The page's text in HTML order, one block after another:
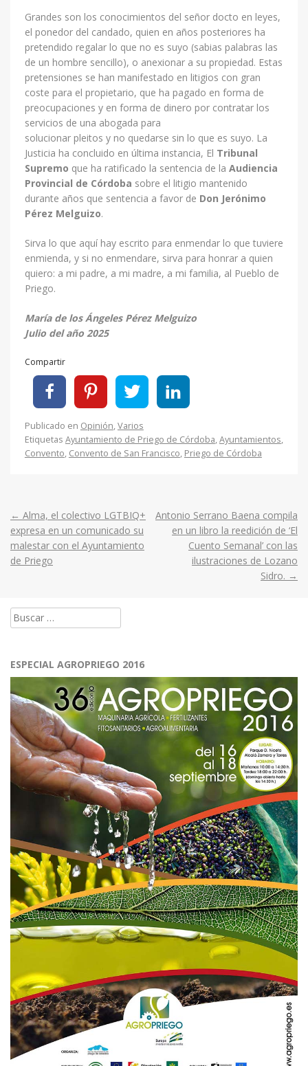
Grandes son los conocimientos del señor docto en leyes,
el ponedor del candado, quien en años posteriores ha
pretendido regalar lo que no es suyo (sabias palabras las
de un hombre sencillo), o anexionar a su propiedad. Estas
pretensiones se han manifestado en litigios con gran
coste para el propietario, que ha pagado en forma de
preocupaciones y en forma de dinero por contratar los
servicios de una abogada para
solucionar pleitos y no quedarse sin lo que es suyo. La
Justicia ha concluido en última instancia, El Tribunal
Supremo que ha ratificado la sentencia de la Audiencia
Provincial de Córdoba sobre el litigio mantenido
durante años que sentencia a favor de Don Jerónimo
Pérez Melguizo.
Sirva lo que aquí hay escrito para enmendar lo que tuviere
enmienda, y si no enmendare, sirva para honrar a quien
quiero: a mi padre, a mi madre, a mi familia, al Pueblo de
Priego.
María de los Ángeles Pérez Melguizo
Julio del año 2025
Compartir
Publicado en Opinión,Varios
Etiquetas Ayuntamiento de Priego de Córdoba,Ayuntamientos,
Convento, Convento de San Francisco, Priego de Córdoba
Post
navigation
← Alma, el colectivo LGTBIQ+
expresa en un comunicado su
malestar con el Ayuntamiento
de Priego
Antonio Serrano Baena compila
en un libro la reedición de ‘El
Cuento Semanal’ con las
ilustraciones de Lozano
Sidro. →
Buscar:
ESPECIAL AGROPRIEGO 2016